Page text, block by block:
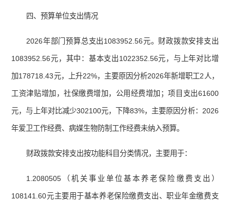
四、预算单位支出情况
2026年部门预算总支出1083952.56元。财政拨款安排支出
1083952.56元，其中：基本支出1022352.56元，与上年对比增
加178718.43元，上升22%，主要原因分析2026年新增职工2人，
工资津贴增加，社保缴费增加，公用经费增加；项目支出61600
元，与上年对比减少302100元，下降83%，主要原因分析：2026
年爱卫工作经费、病媒生物防制工作经费未纳入预算。
财政拨款安排支出按功能科目分类情况，主要用于：
1.2080505（机关事业单位基本养老保险缴费支出）
108141.60元主要用于基本养老保险缴费支出、职业年金缴费支